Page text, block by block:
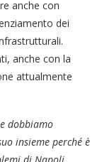
anche con
dei
anche con la
attualmente
dobbiamo
insieme perché è